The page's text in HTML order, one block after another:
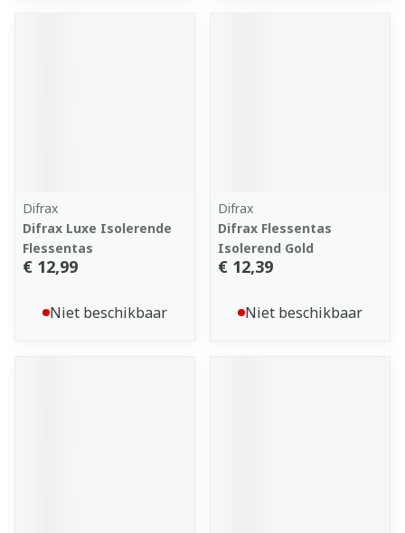
Difrax
Difrax Luxe Isolerende
Flessentas
€ 12,99
Niet beschikbaar
Difrax
Difrax Flessentas
Isolerend Gold
€ 12,39
Niet beschikbaar